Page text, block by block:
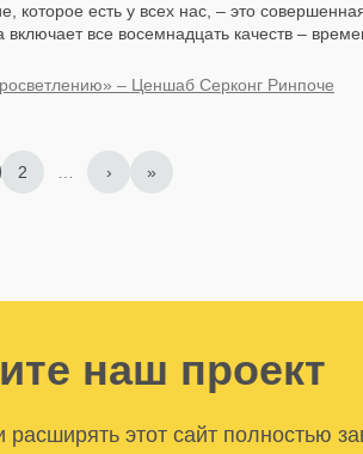
которое есть у всех нас, – это
все восемнадцать качеств –
– Ценшаб Серконг Ринпоче
2 › »
наш проект
этот сайт полностью